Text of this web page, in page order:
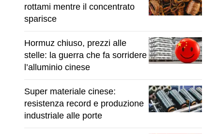
rottami mentre il concentrato
sparisce
Hormuz chiuso, prezzi alle
stelle: la guerra che fa sorridere
l’alluminio cinese
Super materiale cinese:
resistenza record e produzione
industriale alle porte